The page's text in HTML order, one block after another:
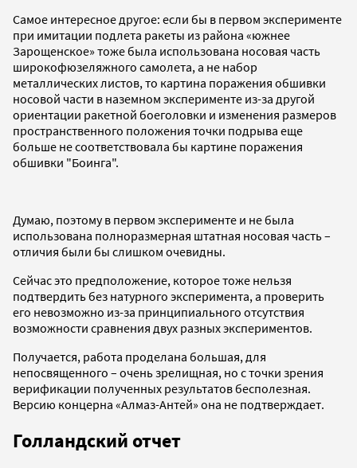
Самое интересное другое: если бы в первом эксперименте
при имитации подлета ракеты из района «южнее
Зарощенское» тоже была использована носовая часть
широкофюзеляжного самолета, а не набор
металлических листов, то картина поражения обшивки
носовой части в наземном эксперименте из-за другой
ориентации ракетной боеголовки и изменения размеров
пространственного положения точки подрыва еще
больше не соответствовала бы картине поражения
обшивки "Боинга".
Думаю, поэтому в первом эксперименте и не была
использована полноразмерная штатная носовая часть –
отличия были бы слишком очевидны.
Сейчас это предположение, которое тоже нельзя
подтвердить без натурного эксперимента, а проверить
его невозможно из-за принципиального отсутствия
возможности сравнения двух разных экспериментов.
Получается, работа проделана большая, для
непосвященного – очень зрелищная, но с точки зрения
верификации полученных результатов бесполезная.
Версию концерна «Алмаз-Антей» она не подтверждает.
Голландский отчет